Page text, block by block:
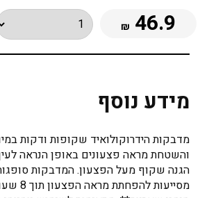
46.9
₪
מידע נוסף
מדבקות הידרוקולואיד שקופות ודקות
והשטחת מראה פצעונים באופן הנראה
הגנה שקוף מעל הפצעון. המדבקות סופגות